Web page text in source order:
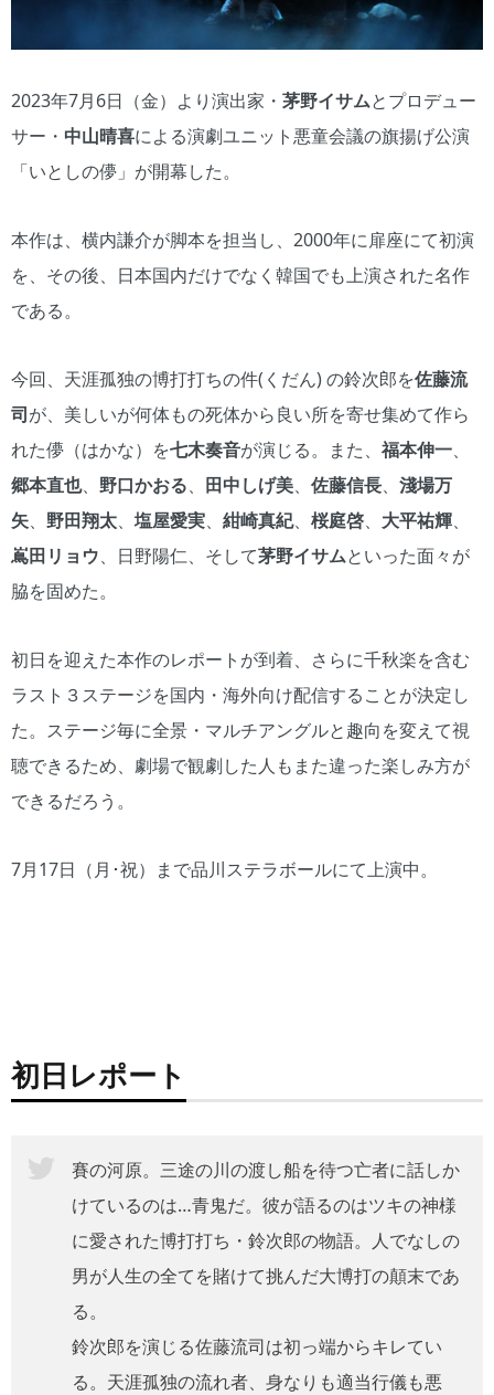
2023年7月6日（金）より演出家・ 茅野イサムとプロデュー
サー・ 中山晴喜による演劇ユニット悪童会議の旗揚げ公演
「いとしの儚」が開幕した。
本作は、横内謙介が脚本を担当し、2000年に扉座にて初演
を、その後、日本国内だけでなく韓国でも上演された名作
である。
今回、天涯孤独の博打打ちの件(くだん) の鈴次郎を佐藤流
司が、美しいが何体もの死体から良い所を寄せ集めて作ら
れた儚（はかな）を七木奏音が演じる。また、 福本伸一、
郷本直也、 野口かおる、 田中しげ美、 佐藤信長、 淺場万
矢、 野田翔太、 塩屋愛実、 紺崎真紀、 桜庭啓、 大平祐輝、
嶌田リョウ、日野陽仁、そして茅野イサムといった面々が
脇を固めた。
初日を迎えた本作のレポートが到着、さらに千秋楽を含む
ラスト３ステージを国内・海外向け配信することが決定し
た。ステージ毎に全景・マルチアングルと趣向を変えて視
聴できるため、劇場で観劇した人もまた違った楽しみ方が
できるだろう。
7月17日（月･祝）まで品川ステラボールにて上演中。
初日レポート
賽の河原。三途の川の渡し船を待つ亡者に話しか
けているのは…青鬼だ。彼が語るのはツキの神様
に愛された博打打ち・鈴次郎の物語。人でなしの
男が人生の全てを賭けて挑んだ大博打の顛末であ
る。
鈴次郎を演じる佐藤流司は初っ端からキレてい
る。天涯孤独の流れ者、身なりも適当行儀も悪